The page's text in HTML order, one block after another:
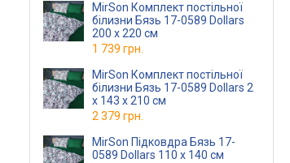
MirSon Комплект постільної
білизни Бязь 17-0589 Dollars
200 x 220 см
1 739 грн.
MirSon Комплект постільної
білизни Бязь 17-0589 Dollars 2
x 143 x 210 см
2 379 грн.
MirSon Підковдра Бязь 17-
0589 Dollars 110 x 140 см